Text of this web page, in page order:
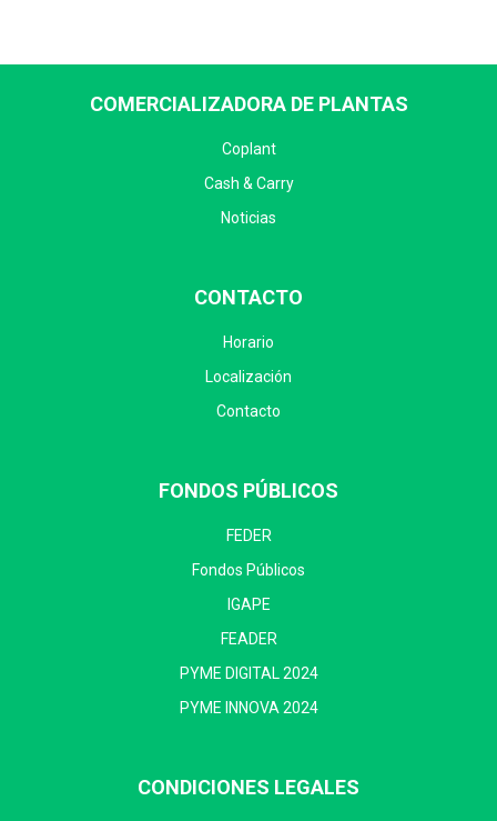
COMERCIALIZADORA DE PLANTAS
Coplant
Cash & Carry
Noticias
CONTACTO
Horario
Localización
Contacto
FONDOS PÚBLICOS
FEDER
Fondos Públicos
IGAPE
FEADER
PYME DIGITAL 2024
PYME INNOVA 2024
CONDICIONES LEGALES